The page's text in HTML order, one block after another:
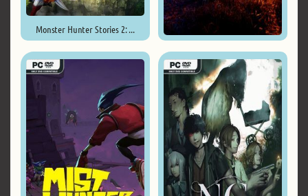
Monster Hunter Stories 2: ...